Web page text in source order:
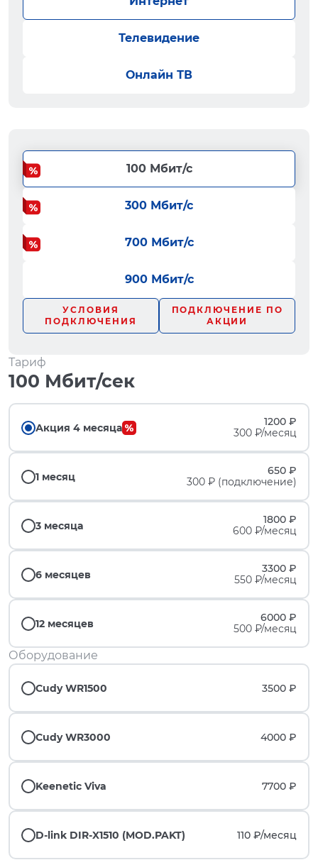
Телевидение
Онлайн ТВ
100 Мбит/с
300 Мбит/с
700 Мбит/с
900 Мбит/с
УСЛОВИЯ
ПОДКЛЮЧЕНИЯ
ПОДКЛЮЧЕНИЕ ПО
АКЦИИ
Тариф
100 Мбит/сек
Акция 4 месяца
1200 ₽
300 ₽/месяц
1 месяц
650 ₽
300 ₽ (подключение)
3 месяца
1800 ₽
600 ₽/месяц
6 месяцев
3300 ₽
550 ₽/месяц
12 месяцев
6000 ₽
500 ₽/месяц
Оборудование
Cudy WR1500 3500 ₽
Cudy WR3000 4000 ₽
Keenetic Viva 7700 ₽
D-link DIR-X1510 (MOD.PAKT) 110 ₽/месяц